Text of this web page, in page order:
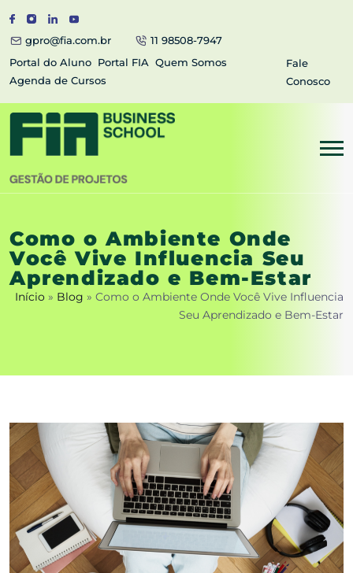
gpro@fia.com.br
11 98508-7947
Portal do Aluno Portal FIA Quem Somos
Agenda de Cursos
Fale
Conosco
Como o Ambiente Onde
Você Vive Influencia Seu
Aprendizado e Bem-Estar
Início » Blog » Como o Ambiente Onde Você Vive Influencia
Seu Aprendizado e Bem-Estar